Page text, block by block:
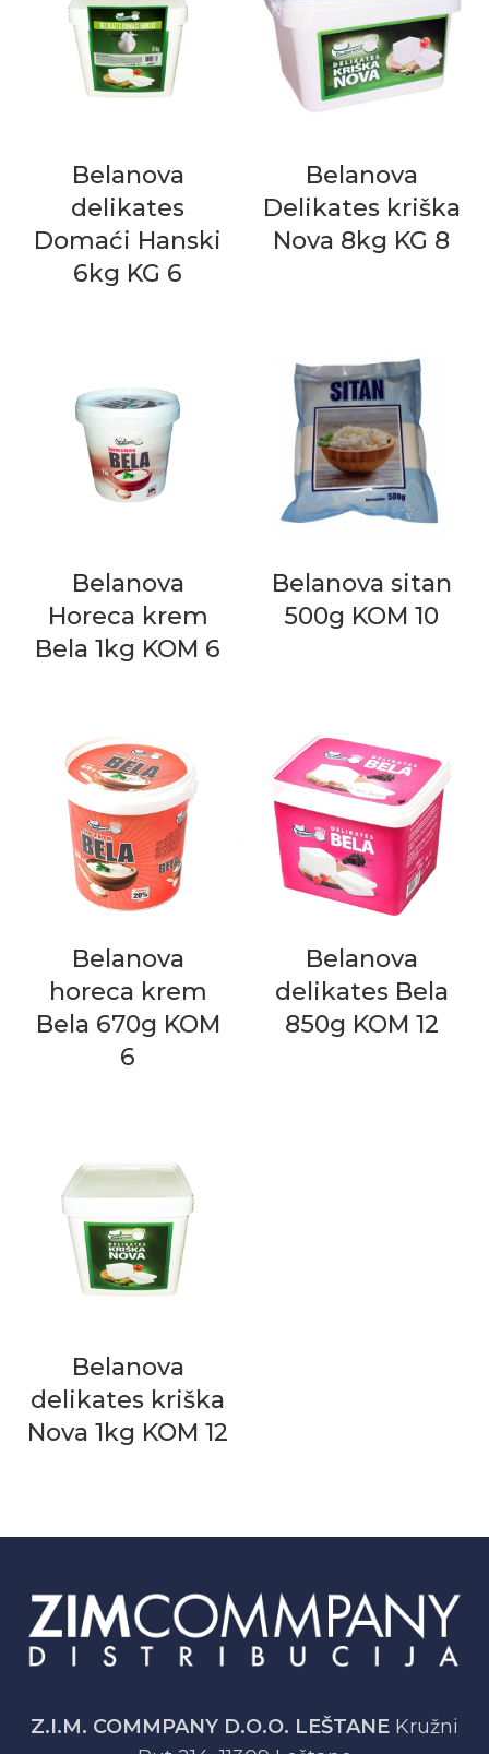
Belanova
delikates
Domaći Hanski
6kg KG 6
Belanova
Delikates kriška
Nova 8kg KG 8
Belanova
Horeca krem
Bela 1kg KOM 6
Belanova sitan
500g KOM 10
Belanova
horeca krem
Bela 670g KOM
6
Belanova
delikates Bela
850g KOM 12
Belanova
delikates kriška
Nova 1kg KOM 12
Z.I.M. COMMPANY D.O.O. LEŠTANE Kružni